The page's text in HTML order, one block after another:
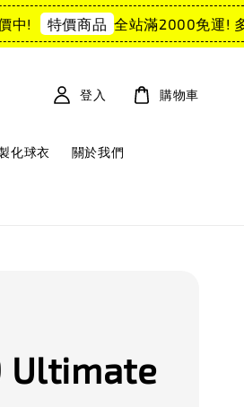
! 特價商品 全站滿2000免運! 多
化球衣 關於我們
登入 購物車
Ultimate